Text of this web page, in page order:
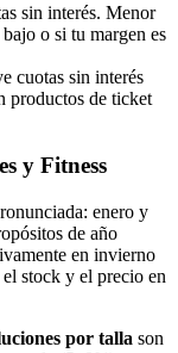
sin interés. Menor
o si tu margen es
cuotas sin interés
productos de ticket
y Fitness
enero y
de año
en invierno
stock y el precio en
por talla son